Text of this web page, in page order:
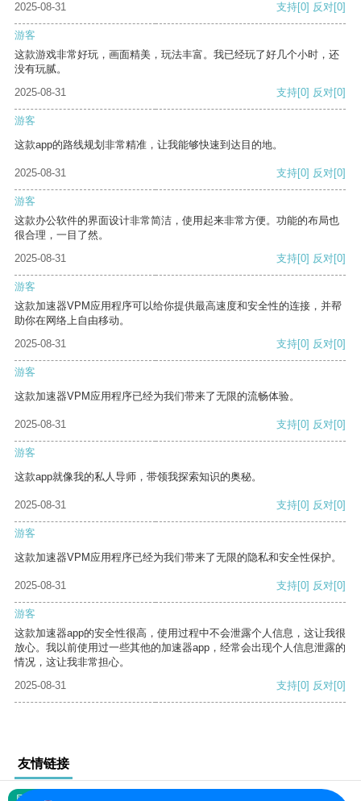
2025-08-31 支持[0] 反对[0]
游客
这款游戏非常好玩，画面精美，玩法丰富。我已经玩了好几个小时，还
没有玩腻。
2025-08-31
支持[0] 反对[0]
游客
这款app的路线规划非常精准，让我能够快速到达目的地。
2025-08-31 支持[0] 反对[0]
游客
这款办公软件的界面设计非常简洁，使用起来非常方便。功能的布局也
很合理，一目了然。
2025-08-31
支持[0] 反对[0]
游客
这款加速器VPM应用程序可以给你提供最高速度和安全性的连接，并帮
助你在网络上自由移动。
2025-08-31
支持[0] 反对[0]
游客
这款加速器VPM应用程序已经为我们带来了无限的流畅体验。
2025-08-31 支持[0] 反对[0]
游客
这款app就像我的私人导师，带领我探索知识的奥秘。
2025-08-31 支持[0] 反对[0]
游客
这款加速器VPM应用程序已经为我们带来了无限的隐私和安全性保护。
2025-08-31 支持[0] 反对[0]
游客
这款加速器app的安全性很高，使用过程中不会泄露个人信息，这让我很
放心。我以前使用过一些其他的加速器app，经常会出现个人信息泄露的
情况，这让我非常担心。
2025-08-31
支持[0] 反对[0]
友情链接